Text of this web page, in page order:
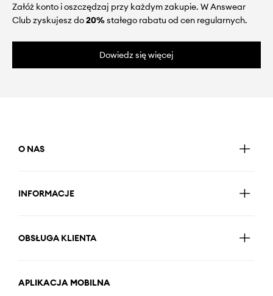
Załóż konto i oszczędzaj przy każdym zakupie. W Answear
Club zyskujesz do20%stałego rabatu od cen regularnych.
Dowiedz się więcej
O NAS
INFORMACJE
OBSŁUGA KLIENTA
APLIKACJA MOBILNA